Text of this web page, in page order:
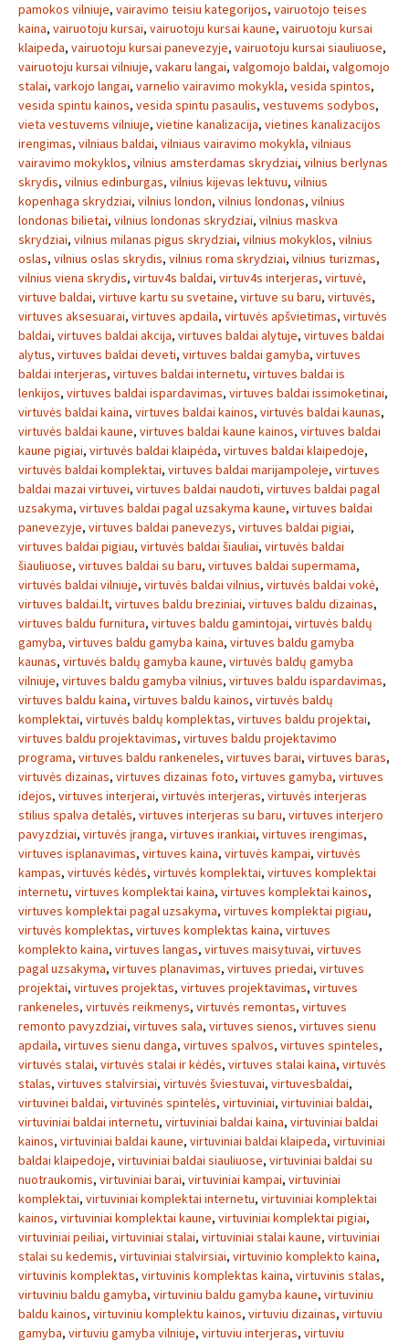
pamokos vilniuje, vairavimo teisiu kategorijos, vairuotojo teises
kaina, vairuotoju kursai, vairuotoju kursai kaune, vairuotoju kursai
klaipeda, vairuotoju kursai panevezyje, vairuotoju kursai siauliuose,
vairuotoju kursai vilniuje, vakaru langai, valgomojo baldai, valgomojo
stalai, varkojo langai, varnelio vairavimo mokykla, vesida spintos,
vesida spintu kainos, vesida spintu pasaulis, vestuvems sodybos,
vieta vestuvems vilniuje, vietine kanalizacija, vietines kanalizacijos
irengimas, vilniaus baldai, vilniaus vairavimo mokykla, vilniaus
vairavimo mokyklos, vilnius amsterdamas skrydziai, vilnius berlynas
skrydis, vilnius edinburgas, vilnius kijevas lektuvu, vilnius
kopenhaga skrydziai, vilnius london, vilnius londonas, vilnius
londonas bilietai, vilnius londonas skrydziai, vilnius maskva
skrydziai, vilnius milanas pigus skrydziai, vilnius mokyklos, vilnius
oslas, vilnius oslas skrydis, vilnius roma skrydziai, vilnius turizmas,
vilnius viena skrydis, virtuv4s baldai, virtuv4s interjeras, virtuvė,
virtuve baldai, virtuve kartu su svetaine, virtuve su baru, virtuvės,
virtuves aksesuarai, virtuves apdaila, virtuvės apšvietimas, virtuvės
baldai, virtuves baldai akcija, virtuves baldai alytuje, virtuves baldai
alytus, virtuves baldai deveti, virtuves baldai gamyba, virtuves
baldai interjeras, virtuves baldai internetu, virtuves baldai is
lenkijos, virtuves baldai ispardavimas, virtuves baldai issimoketinai,
virtuvės baldai kaina, virtuves baldai kainos, virtuvės baldai kaunas,
virtuvės baldai kaune, virtuves baldai kaune kainos, virtuves baldai
kaune pigiai, virtuvės baldai klaipėda, virtuves baldai klaipedoje,
virtuvės baldai komplektai, virtuves baldai marijampoleje, virtuves
baldai mazai virtuvei, virtuves baldai naudoti, virtuves baldai pagal
uzsakyma, virtuves baldai pagal uzsakyma kaune, virtuves baldai
panevezyje, virtuves baldai panevezys, virtuves baldai pigiai,
virtuves baldai pigiau, virtuvės baldai šiauliai, virtuvės baldai
šiauliuose, virtuves baldai su baru, virtuves baldai supermama,
virtuvės baldai vilniuje, virtuvės baldai vilnius, virtuvės baldai vokė,
virtuves baldai.lt, virtuves baldu breziniai, virtuves baldu dizainas,
virtuves baldu furnitura, virtuves baldu gamintojai, virtuvės baldų
gamyba, virtuves baldu gamyba kaina, virtuves baldu gamyba
kaunas, virtuvės baldų gamyba kaune, virtuvės baldų gamyba
vilniuje, virtuves baldu gamyba vilnius, virtuves baldu ispardavimas,
virtuves baldu kaina, virtuves baldu kainos, virtuvės baldų
komplektai, virtuvės baldų komplektas, virtuves baldu projektai,
virtuves baldu projektavimas, virtuves baldu projektavimo
programa, virtuves baldu rankeneles, virtuves barai, virtuves baras,
virtuvės dizainas, virtuves dizainas foto, virtuves gamyba, virtuves
idejos, virtuves interjerai, virtuvės interjeras, virtuvės interjeras
stilius spalva detalės, virtuves interjeras su baru, virtuves interjero
pavyzdziai, virtuvės įranga, virtuves irankiai, virtuves irengimas,
virtuves isplanavimas, virtuves kaina, virtuvės kampai, virtuvės
kampas, virtuvės kėdės, virtuvės komplektai, virtuves komplektai
internetu, virtuves komplektai kaina, virtuves komplektai kainos,
virtuves komplektai pagal uzsakyma, virtuves komplektai pigiau,
virtuvės komplektas, virtuves komplektas kaina, virtuves
komplekto kaina, virtuves langas, virtuves maisytuvai, virtuves
pagal uzsakyma, virtuves planavimas, virtuves priedai, virtuves
projektai, virtuves projektas, virtuves projektavimas, virtuves
rankeneles, virtuvės reikmenys, virtuvės remontas, virtuves
remonto pavyzdziai, virtuves sala, virtuves sienos, virtuves sienu
apdaila, virtuves sienu danga, virtuves spalvos, virtuves spinteles,
virtuvės stalai, virtuvės stalai ir kėdės, virtuves stalai kaina, virtuvės
stalas, virtuves stalvirsiai, virtuvės šviestuvai, virtuvesbaldai,
virtuvinei baldai, virtuvinės spintelės, virtuviniai, virtuviniai baldai,
virtuviniai baldai internetu, virtuviniai baldai kaina, virtuviniai baldai
kainos, virtuviniai baldai kaune, virtuviniai baldai klaipeda, virtuviniai
baldai klaipedoje, virtuviniai baldai siauliuose, virtuviniai baldai su
nuotraukomis, virtuviniai barai, virtuviniai kampai, virtuviniai
komplektai, virtuviniai komplektai internetu, virtuviniai komplektai
kainos, virtuviniai komplektai kaune, virtuviniai komplektai pigiai,
virtuviniai peiliai, virtuviniai stalai, virtuviniai stalai kaune, virtuviniai
stalai su kedemis, virtuviniai stalvirsiai, virtuvinio komplekto kaina,
virtuvinis komplektas, virtuvinis komplektas kaina, virtuvinis stalas,
virtuviniu baldu gamyba, virtuviniu baldu gamyba kaune, virtuviniu
baldu kainos, virtuviniu komplektu kainos, virtuviu dizainas, virtuviu
gamyba, virtuviu gamyba vilniuje, virtuviu interjeras, virtuviu